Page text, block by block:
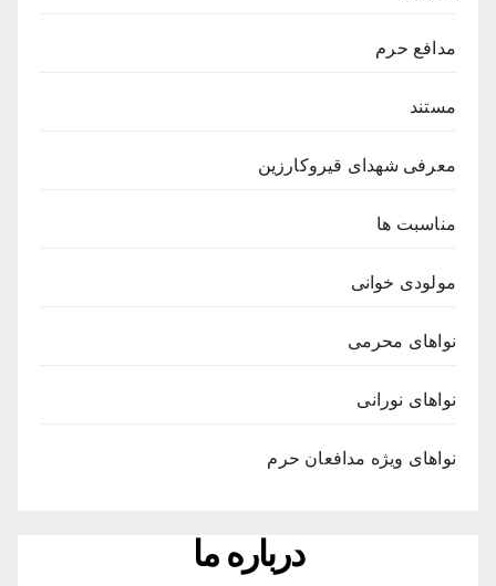
مدافع حرم
مستند
معرفی شهدای قیروکارزین
مناسبت ها
مولودی خوانی
نواهای محرمی
نواهای نورانی
نواهای ویژه مدافعان حرم
درباره ما